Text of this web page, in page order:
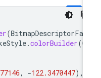
(
.colorBuilder
, -122.3470447